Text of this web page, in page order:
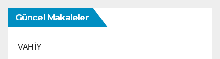
Güncel Makaleler
VAHİY